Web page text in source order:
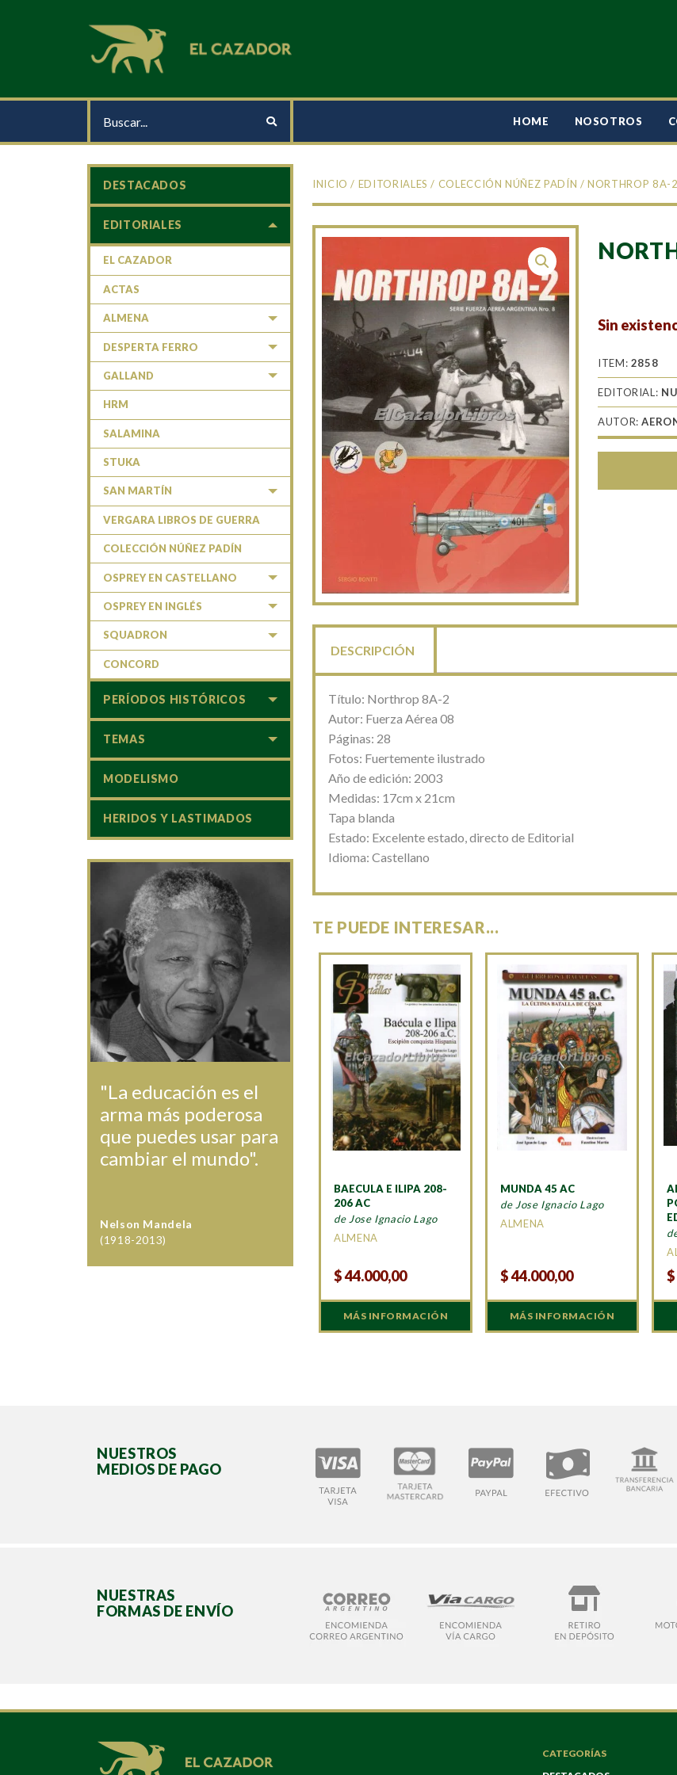
HOME NOSOTROS
INICIO / EDITORIALES / COLECCIÓN NÚÑEZ PADÍN / NORTHROP 8A-2
Sin
ITEM: 2858
EDITORIAL:
AUTOR:
DESCRIPCIÓN
Título: Northrop 8A-2
Autor: Fuerza Aérea 08
Páginas: 28
Fotos: Fuertemente ilustrado
Año de edición: 2003
Medidas: 17cm x 21cm
Tapa blanda
Estado: Excelente estado, directo de Editorial
Idioma: Castellano
TE PUEDE INTERESAR...
BAECULA E ILIPA 208-
206 AC
de Jose Ignacio Lago
ALMENA
$44.000,00
MÁS INFORMACIÓN
MUNDA 45 AC
de Jose Ignacio Lago
ALMENA
$44.000,00
MÁS INFORMACIÓN
$
DESTACADOS
EDITORIALES
EL CAZADOR
ACTAS
ALMENA
DESPERTA FERRO
GALLAND
HRM
SALAMINA
STUKA
SAN MARTÍN
VERGARA LIBROS DE GUERRA
COLECCIÓN NÚÑEZ PADÍN
OSPREY EN CASTELLANO
OSPREY EN INGLÉS
SQUADRON
CONCORD
PERÍODOS HISTÓRICOS
TEMAS
MODELISMO
HERIDOS Y LASTIMADOS
"La educación es el
arma más poderosa
que puedes usar para
cambiar el mundo".
Nelson Mandela
(1918-2013)
NUESTROS
MEDIOS DE PAGO
NUESTRAS
FORMAS DE ENVÍO
CATEGORÍAS